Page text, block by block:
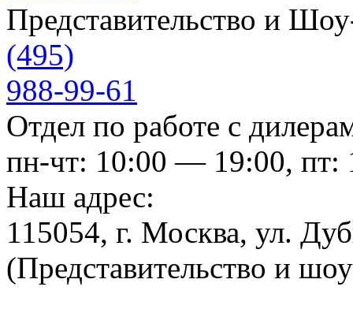
Представительство и
(495)
988-99-61
Отдел по работе с
пн-чт: 10:00 — 19:00, пт:
Наш адрес:
115054, г. Москва, ул.
(Представительство и